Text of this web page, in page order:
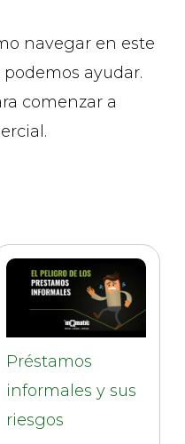
navegar en este
ayudar.
comenzar a
Préstamos
informales y sus
riesgos